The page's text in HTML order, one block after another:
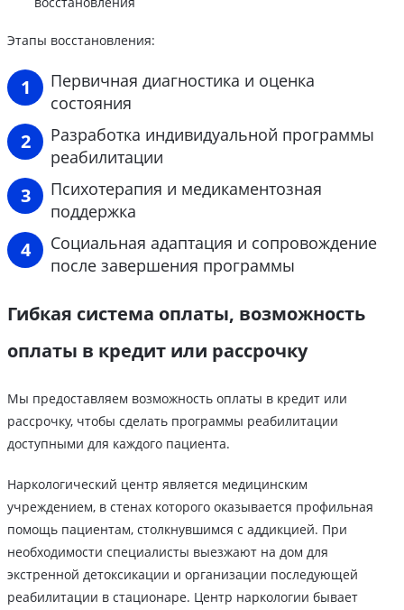
Этапы восстановления:
Первичная диагностика и оценка
состояния
Разработка индивидуальной программы
реабилитации
Психотерапия и медикаментозная
поддержка
Социальная адаптация и сопровождение
после завершения программы
Гибкая система оплаты, возможность
оплаты в кредит или рассрочку
Мы предоставляем возможность оплаты в кредит или
рассрочку, чтобы сделать программы реабилитации
доступными для каждого пациента.
Наркологический центр является медицинским
учреждением, в стенах которого оказывается профильная
помощь пациентам, столкнувшимся с аддикцией. При
необходимости специалисты выезжают на дом для
экстренной детоксикации и организации последующей
реабилитации в стационаре. Центр наркологии бывает